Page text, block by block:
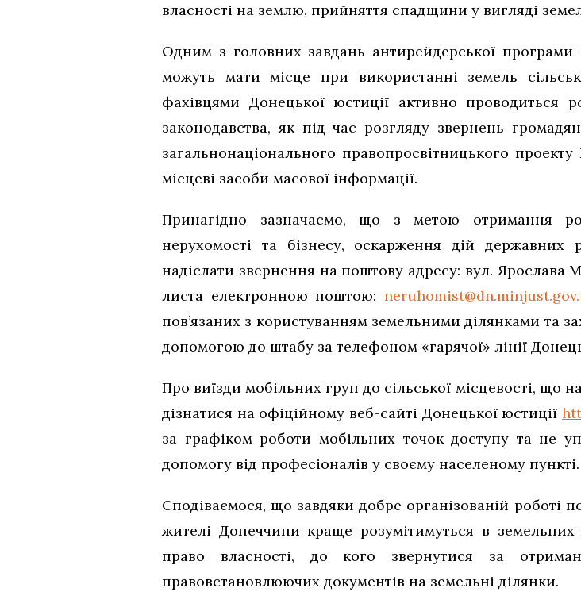
власності на землю, прийняття спадщини у вигляді
Одним з головних завдань антирейдерської
можуть мати місце при використанні земель
фахівцями Донецької юстиції активно проводиться
законодавства, як під час розгляду звернень
загальнонаціонального правопросвітницького
місцеві засоби масової інформації.
Принагідно зазначаємо, що з метою отримання
нерухомості та бізнесу, оскарження дій державних
надіслати звернення на поштову адресу: вул.
листа електронною поштою:
пов’язаних з користуванням земельними ділянками та
допомогою до штабу за телефоном «гарячої» лінії
Про виїзди мобільних груп до сільської місцевості,
дізнатися на офіційному веб-сайті Донецької юстиції
за графіком роботи мобільних точок доступу та не
допомогу від професіоналів у своєму населеному пункті.
Сподіваємося, що завдяки добре організованій роботі
жителі Донеччини краще розумітимуться в
право власності, до кого звернутися за
правовстановлюючих документів на земельні ділянки.